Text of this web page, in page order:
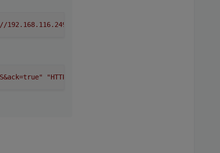
192.168.116.249:8087/setBulk?user=meinuser&pass=1234"
"HTTPS://192.168.116.249:8087/setBulk"